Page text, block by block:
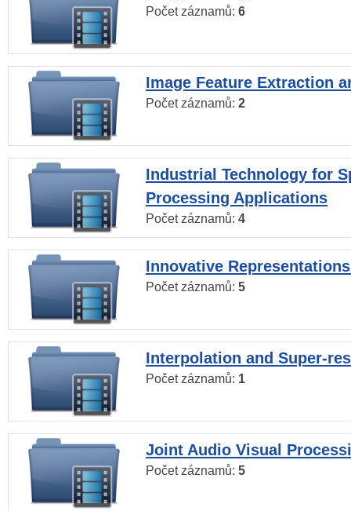
Počet záznamů: 6
Image Feature Extraction
Počet záznamů: 2
Industrial Technology for
Processing Applications
Počet záznamů: 4
Innovative
Počet záznamů: 5
Interpolation and Super-
Počet záznamů: 1
Joint Audio Visual
Počet záznamů: 5